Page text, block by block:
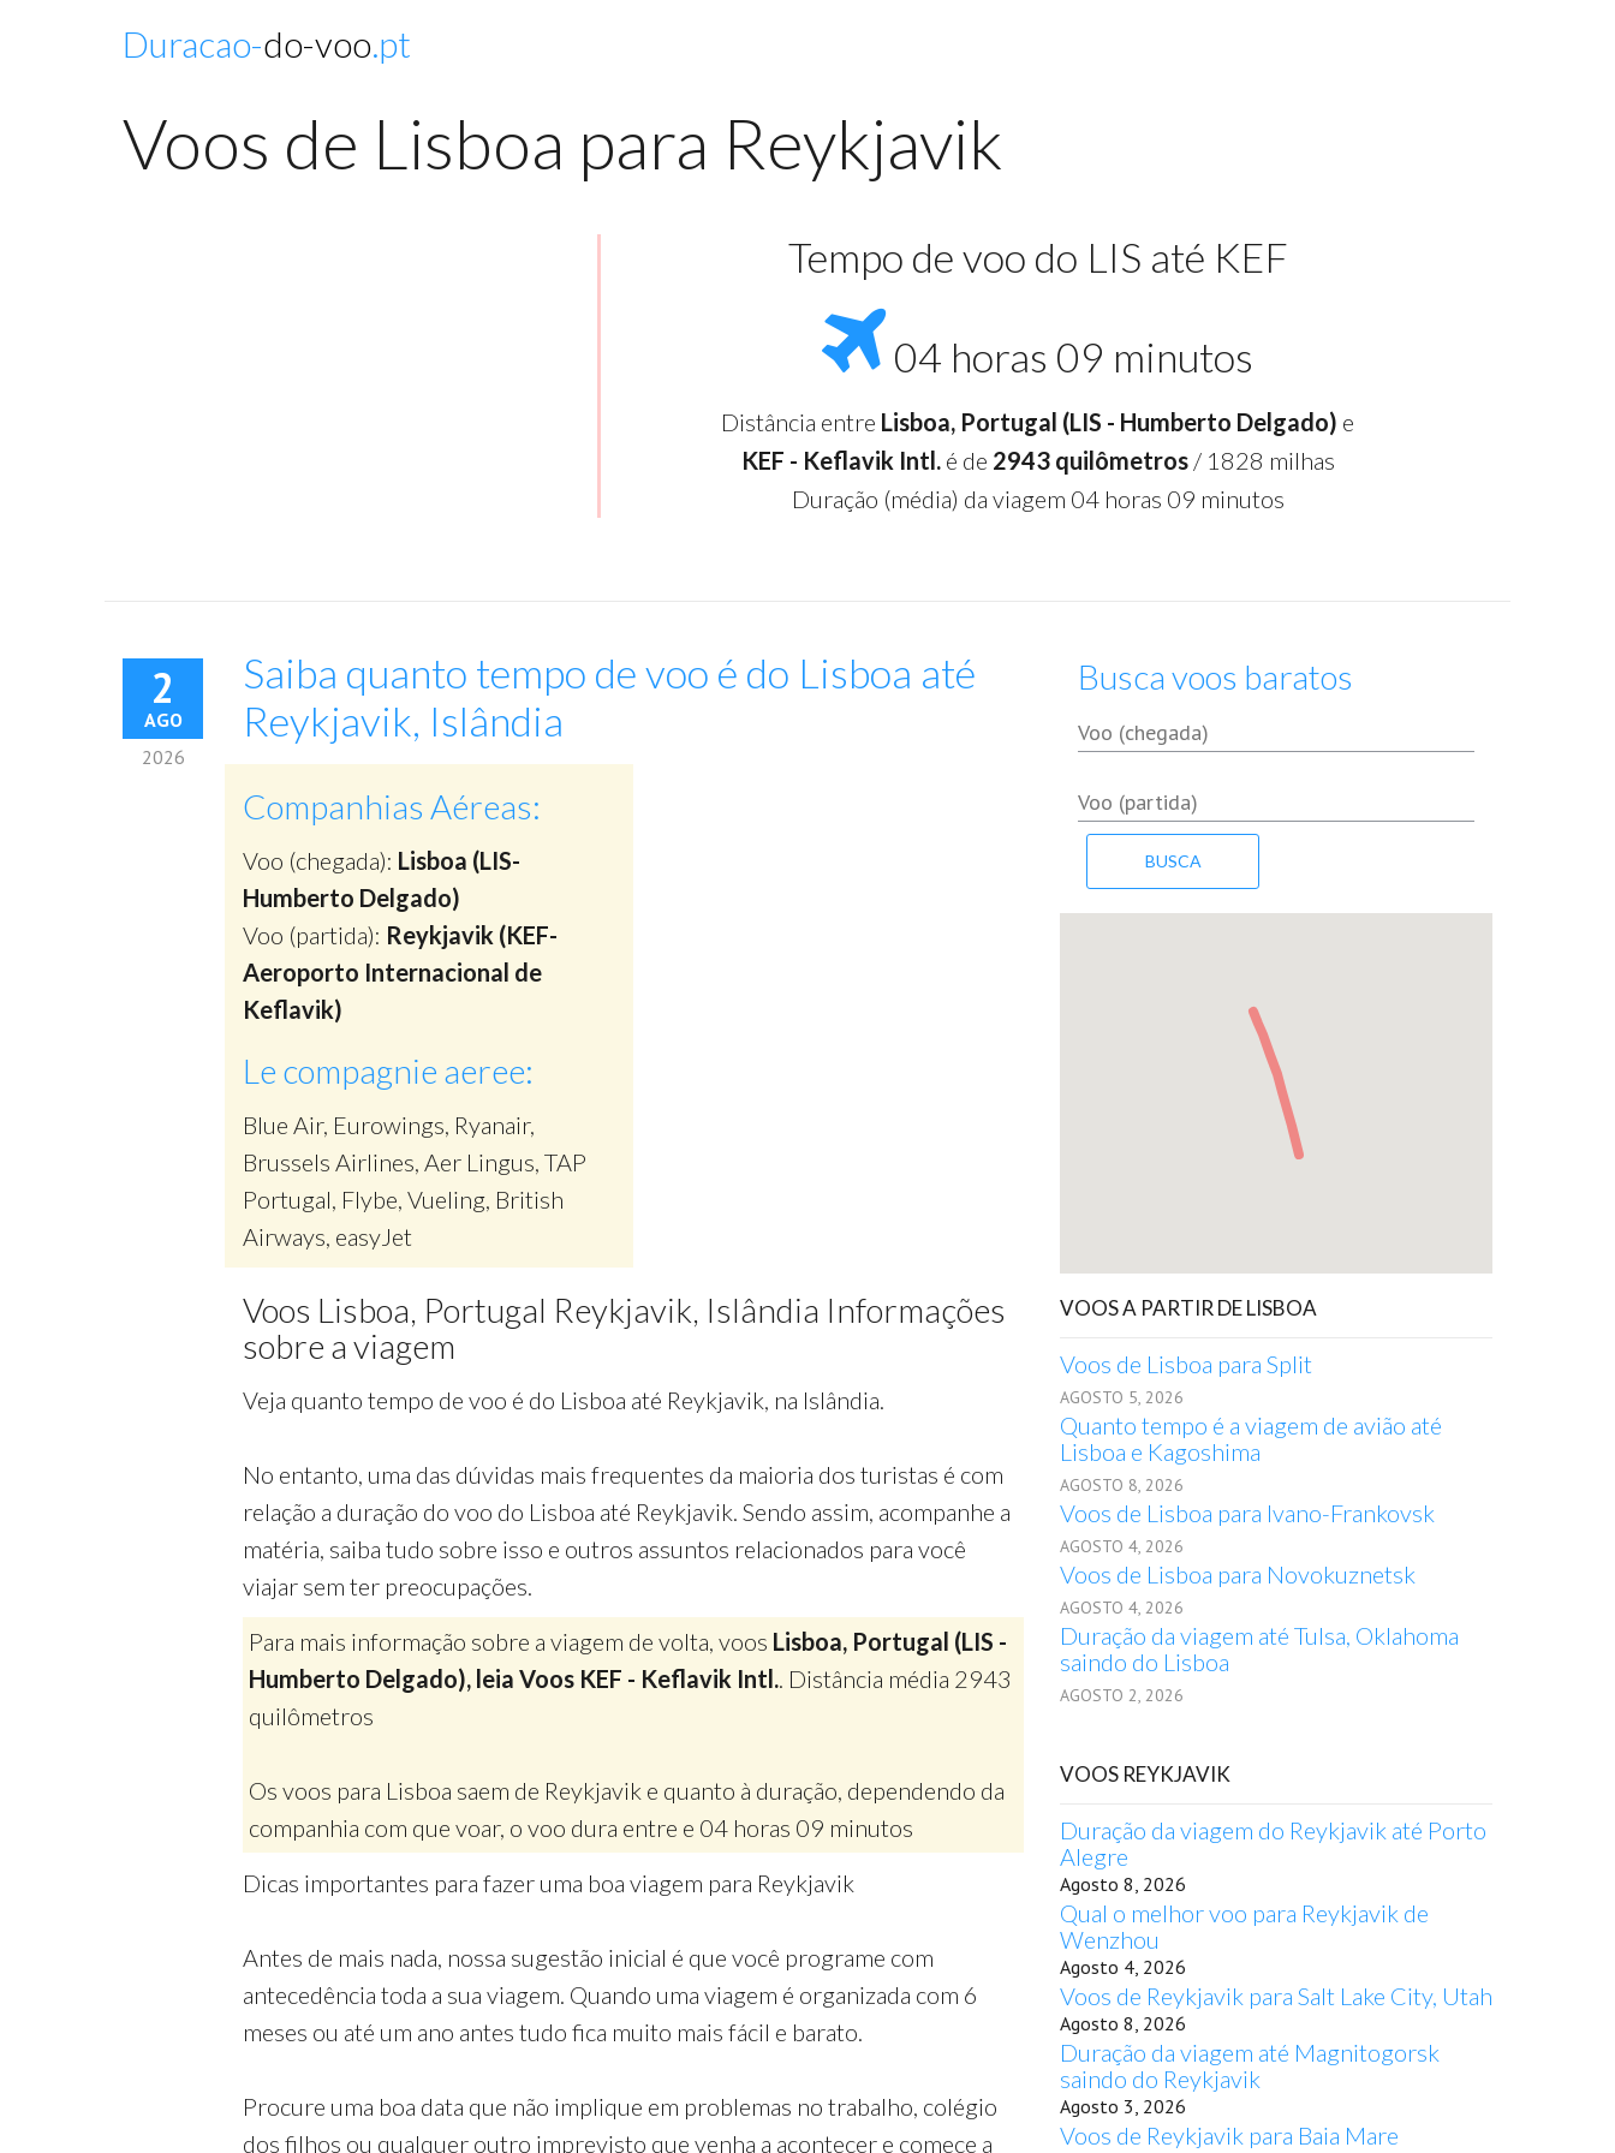
Duracao-do-voo.pt
Voos de Lisboa para Reykjavik
Tempo de voo do LIS até KEF
04 horas 09 minutos
Distância entre Lisboa, Portugal (LIS - Humberto Delgado) e
KEF - Keflavik Intl.é de 2943 quilômetros/ 1828 milhas
Duração (média) da viagem 04 horas 09 minutos
2
AGO
2026
Saiba quanto tempo de voo é do Lisboa até
Reykjavik, Islândia
Companhias Aéreas:
Voo (chegada): Lisboa (LIS-
Humberto Delgado)
Voo (partida): Reykjavik (KEF-
Aeroporto Internacional de
Keflavik)
Le compagnie aeree:
Blue Air, Eurowings, Ryanair,
Brussels Airlines, Aer Lingus, TAP
Portugal, Flybe, Vueling, British
Airways, easyJet
Voos Lisboa, Portugal Reykjavik, Islândia Informações
sobre a viagem
Veja quanto tempo de voo é do Lisboa até Reykjavik, na Islândia.
No entanto, uma das dúvidas mais frequentes da maioria dos turistas é com
relação a duração do voo do Lisboa até Reykjavik. Sendo assim, acompanhe a
matéria, saiba tudo sobre isso e outros assuntos relacionados para você
viajar sem ter preocupações.
Para mais informação sobre a viagem de volta, voos Lisboa, Portugal (LIS -
Humberto Delgado), leia Voos KEF - Keflavik Intl.. Distância média 2943
quilômetros
Os voos para Lisboa saem de Reykjavik e quanto à duração, dependendo da
companhia com que voar, o voo dura entre e 04 horas 09 minutos
Dicas importantes para fazer uma boa viagem para Reykjavik
Antes de mais nada, nossa sugestão inicial é que você programe com
antecedência toda a sua viagem. Quando uma viagem é organizada com 6
meses ou até um ano antes tudo fica muito mais fácil e barato.
Procure uma boa data que não implique em problemas no trabalho, colégio
dos filhos ou qualquer outro imprevisto que venha a acontecer e comece a
Busca voos baratos
VOOS A PARTIR DE LISBOA
Voos de Lisboa para Split
AGOSTO 5, 2026
Quanto tempo é a viagem de avião até
Lisboa e Kagoshima
AGOSTO 8, 2026
Voos de Lisboa para Ivano-Frankovsk
AGOSTO 4, 2026
Voos de Lisboa para Novokuznetsk
AGOSTO 4, 2026
Duração da viagem até Tulsa, Oklahoma
saindo do Lisboa
AGOSTO 2, 2026
VOOS REYKJAVIK
Duração da viagem do Reykjavik até Porto
Alegre
Agosto 8, 2026
Qual o melhor voo para Reykjavik de
Wenzhou
Agosto 4, 2026
Voos de Reykjavik para Salt Lake City, Utah
Agosto 8, 2026
Duração da viagem até Magnitogorsk
saindo do Reykjavik
Agosto 3, 2026
Voos de Reykjavik para Baia Mare